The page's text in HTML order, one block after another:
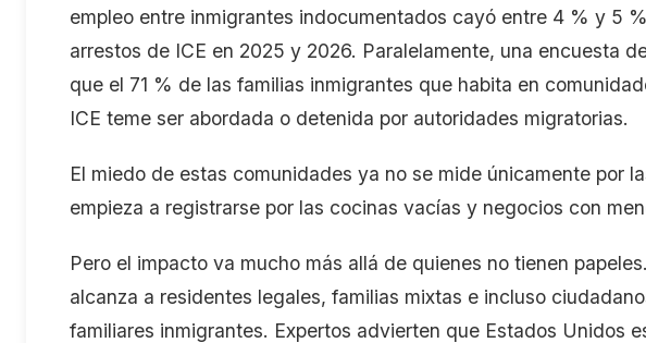
empleo entre inmigrantes indocumentados cayó entre 4 % y 5
arrestos de ICE en 2025 y 2026. Paralelamente, una encuesta
que el 71 % de las familias inmigrantes que habita en
ICE teme ser abordada o detenida por autoridades migratorias.
El miedo de estas comunidades ya no se mide únicamente por
empieza a registrarse por las cocinas vacías y negocios con
Pero el impacto va mucho más allá de quienes no tienen
alcanza a residentes legales, familias mixtas e incluso
familiares inmigrantes. Expertos advierten que Estados Unidos